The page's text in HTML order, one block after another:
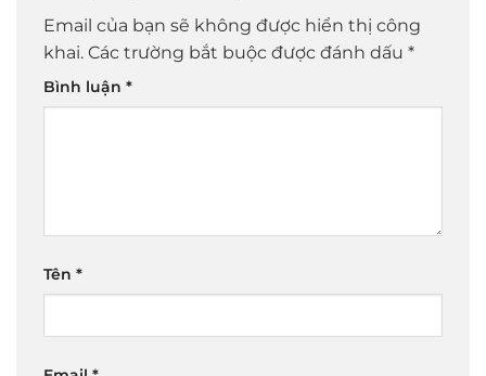
Email của bạn sẽ không được hiển thị công
khai. Các trường bắt buộc được đánh dấu *
Bình luận *
Tên *